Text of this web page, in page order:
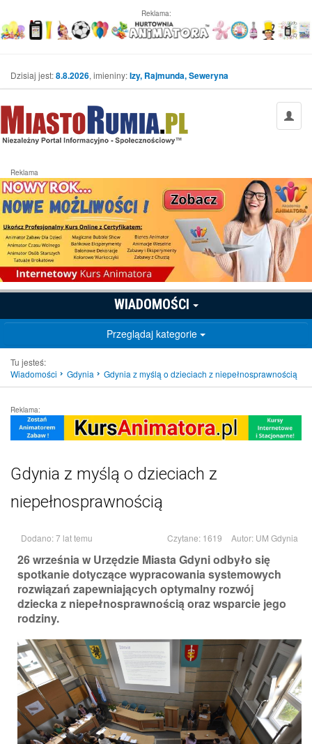
Reklama:
Dzisiaj jest:8.8.2026, imieniny:Izy, Rajmunda, Seweryna
Reklama
WIADOMOŚCI
Przeglądaj kategorie
Tu jesteś:
Wiadomości
Gdynia Gdynia z myślą o dzieciach z niepełnosprawnością
Reklama:
Gdynia z myślą o dzieciach z
niepełnosprawnością
Dodano: 7 lat temu Czytane: 1619 Autor: UM Gdynia
26 września w Urzędzie Miasta Gdyni odbyło się
spotkanie dotyczące wypracowania systemowych
rozwiązań zapewniających optymalny rozwój
dziecka z niepełnosprawnością oraz wsparcie jego
rodziny.